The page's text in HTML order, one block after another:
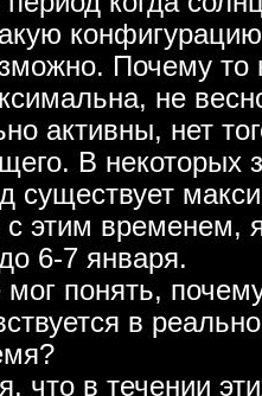
Почему то
не
активны, нет
В некоторых
существует
с этим временем,
6-7 января.
понять,
в
что в течении